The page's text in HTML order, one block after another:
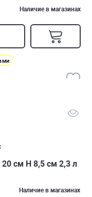
Наличие в магазинах
см H 8,5 см 2,3 л
Наличие в магазинах